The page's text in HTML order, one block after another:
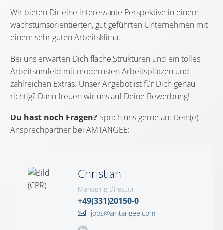
Wir bieten Dir eine interessante Perspektive in einem
wachstumsorientierten, gut geführten Unternehmen mit
einem sehr guten Arbeitsklima.
Bei uns erwarten Dich flache Strukturen und ein tolles
Arbeitsumfeld mit modernsten Arbeitsplätzen und
zahlreichen Extras. Unser Angebot ist für Dich genau
richtig? Dann freuen wir uns auf Deine Bewerbung!
Du hast noch Fragen? Sprich uns gerne an. Dein(e)
Ansprechpartner bei AMTANGEE:
Christian
Managing Director
+49(331)20150-0
jobs@amtangee.com